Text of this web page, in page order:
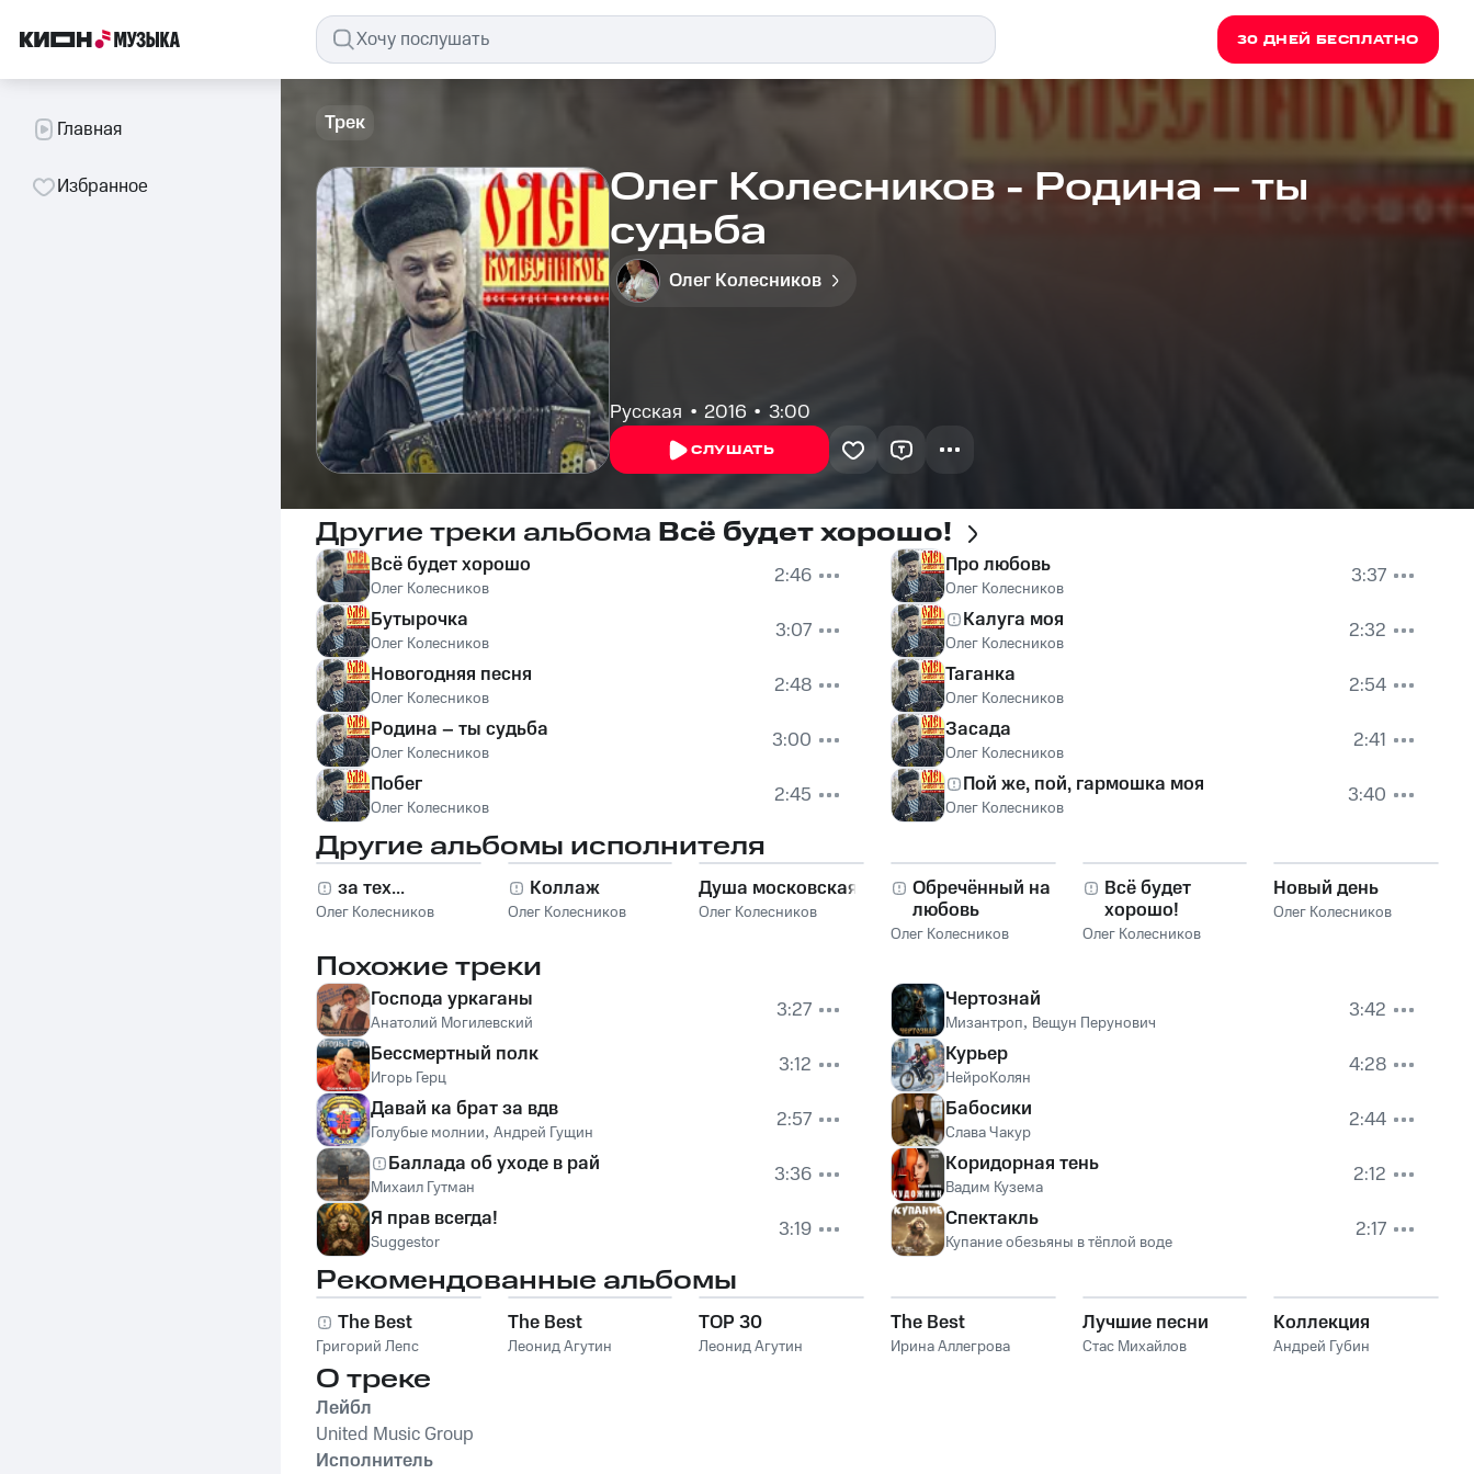
30 ДНЕЙ БЕСПЛАТНО
Главная
Избранное
Трек
Олег Колесников - Родина – ты
судьба
Олег Колесников
Русская 2016 3:00
СЛУШАТЬ
Другие треки альбома Всё будет хорошо!
Всё будет хорошо
Олег Колесников
2:46
Бутырочка
Олег Колесников
3:07
Новогодняя песня
Олег Колесников
2:48
Родина – ты судьба
Олег Колесников
3:00
Побег
Олег Колесников 2:45
Про любовь
Олег Колесников
3:37
Калуга моя
Олег Колесников
2:32
Таганка
Олег Колесников
2:54
Засада
Олег Колесников
2:41
Пой же, пой, гармошка моя
Олег Колесников 3:40
Другие альбомы исполнителя
за тех...
Олег Колесников
Коллаж
Олег Колесников
Душа московская
Олег Колесников
Обречённый на
любовь
Олег Колесников
Всё будет
хорошо!
Олег Колесников
Новый день
Олег Колесников
Похожие треки
Господа уркаганы
Анатолий Могилевский
3:27
Бессмертный полк
Игорь Герц
3:12
Давай ка брат за вдв
Голубые молнии, Андрей Гущин
2:57
Баллада об уходе в рай
Михаил Гутман
3:36
Я прав всегда!
Suggestor 3:19
Чертознай
Мизантроп, Вещун Перунович
3:42
Курьер
НейроКолян
4:28
Бабосики
Слава Чакур
2:44
Коридорная тень
Вадим Кузема
2:12
Спектакль
Купание обезьяны в тёплой воде 2:17
Рекомендованные альбомы
The Best
Григорий Лепс
The Best
Леонид Агутин
TOP 30
Леонид Агутин
The Best
Ирина Аллегрова
Лучшие песни
Стас Михайлов
Коллекция
Андрей Губин
О треке
Лейбл
United Music Group
Исполнитель